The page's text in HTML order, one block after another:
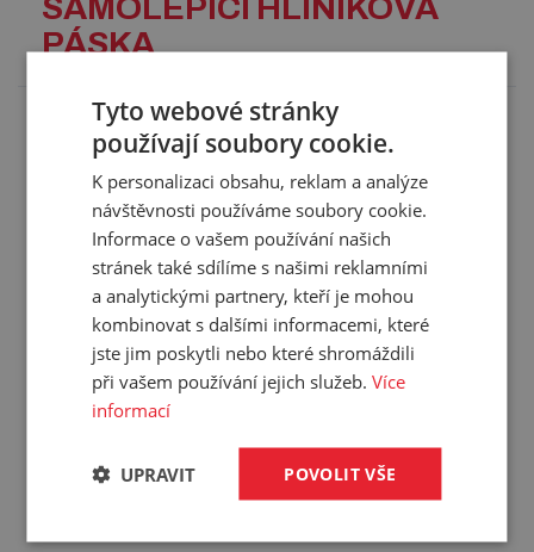
SAMOLEPICÍ HLINÍKOVÁ
PÁSKA
Hliníková samolepicí páska určená pro těsnění
vzduchovodů, vhodná pro vnitřní i venkovní použití.
Použití:
určena pro krytí, opravy, izolování a utěsnění
ventilačních a klimatizačních systémů
stříbrný povrch pásky slouží i jako odrazová vrstva
světelné a tepelné energie
Technické parametry:
materiál: hliníková fólie s akrylátovou lepivou vrstvou
tloušťka: 0,026 mm
pracovní tlak: 1 000 Pa
teplotní odolnost pásky: -30 °C/+120 °C
montážní teplota: +5 °C/+ 40 °C
Tyto webové stránky
používají soubory cookie.
K personalizaci obsahu, reklam a analýze
návštěvnosti používáme soubory cookie.
Informace o vašem používání našich
stránek také sdílíme s našimi reklamními
a analytickými partnery, kteří je mohou
kombinovat s dalšími informacemi, které
jste jim poskytli nebo které shromáždili
při vašem používání jejich služeb.Více
informací
POVOLIT VŠE
UPRAVIT